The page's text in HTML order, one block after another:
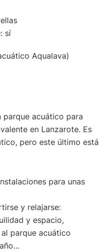
sí
parque acuático para
en Lanzarote. Es
pero este último está
para unas
y relajarse:
y espacio,
parque acuático